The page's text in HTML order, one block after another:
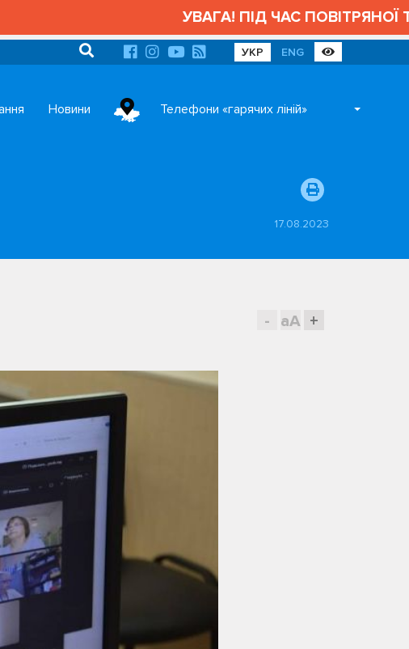
УВАГА! ПІД ЧАС ПОВІТРЯНОЇ
УКР ENG
Новини Телефони «гарячих ліній»
17.08.2023
- aA +